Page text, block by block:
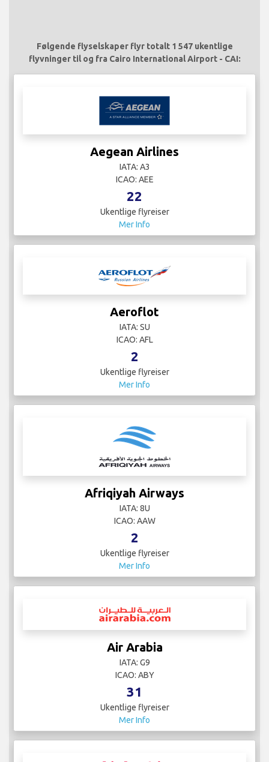
Følgende flyselskaper flyr totalt 1 547 ukentlige
flyvninger til og fra Cairo International Airport - CAI:
Aegean Airlines
IATA: A3
ICAO: AEE
22
Ukentlige flyreiser
Mer Info
Aeroflot
IATA: SU
ICAO: AFL
2
Ukentlige flyreiser
Mer Info
Afriqiyah Airways
IATA: 8U
ICAO: AAW
2
Ukentlige flyreiser
Mer Info
Air Arabia
IATA: G9
ICAO: ABY
31
Ukentlige flyreiser
Mer Info